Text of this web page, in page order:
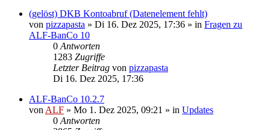
(gelöst) DKB Kontoabruf (Datenelement fehlt)
von pizzapasta » Di 16. Dez 2025, 17:36 » in Fragen zu
ALF-BanCo 10
0 Antworten
1283 Zugriffe
Letzter Beitrag von pizzapasta
Di 16. Dez 2025, 17:36
ALF-BanCo 10.2.7
von ALF » Mo 1. Dez 2025, 09:21 » in Updates
0 Antworten